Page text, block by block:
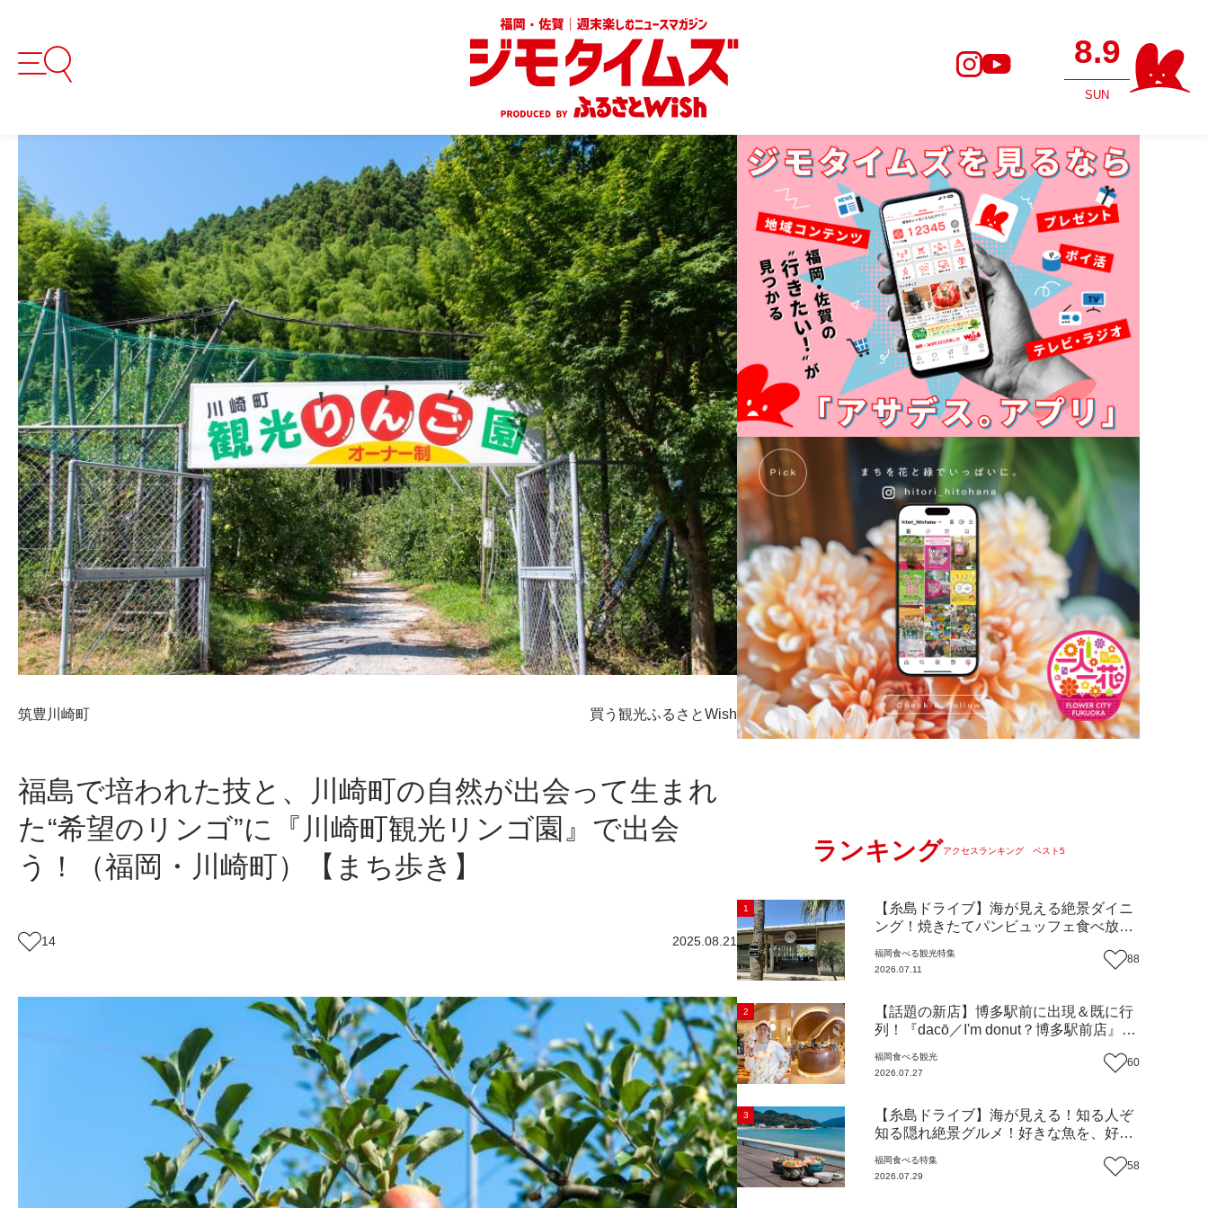
8.9
SUN
筑豊 川崎町 買う 観光ふるさとWish
福島で培われた技と、川崎町の自然が出会って生まれ
た“希望のリンゴ”に『川崎町観光リンゴ園』で出会
う！（福岡・川崎町）【まち歩き】
14 2025.08.21
ランキングアクセスランキング ベスト5
1
【糸島ドライブ】海が見える絶景ダイニ
ング！焼きたてパンビュッフェ食べ放題
『Ibiza Beach Cafe』（福岡・糸島市）
福岡食べる観光特集
2026.07.11
88
2
【話題の新店】博多駅前に出現＆既に行
列！『dacō／I'm donut？博多駅前店』徹
た楽しみ方＆イチオシメニューも紹介！
福岡食べる観光
2026.07.27
60
3
【糸島ドライブ】海が見える！知る人ぞ
知る隠れ絶景グルメ！好きな魚を、好き
はん食堂』（福岡市西区）【まち歩き】
福岡食べる特集
2026.07.29
58